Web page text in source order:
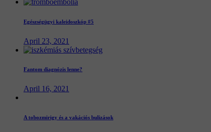
Egészségügyi kaleidoszkóp #5
April 23, 2021
Fantom diagnózis lenne?
April 16, 2021
A tobozmirigy és a vakációs bulizások